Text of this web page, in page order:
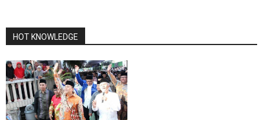
HOT KNOWLEDGE